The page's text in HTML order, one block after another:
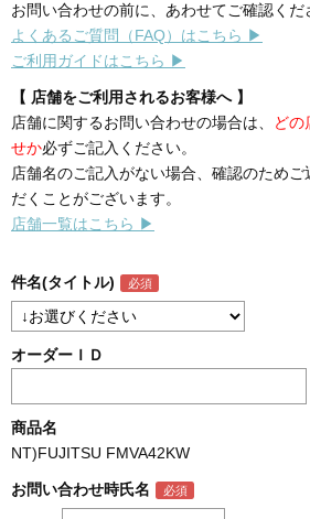
お問い合わせの前に、あわせてご確認くだ
よくあるご質問（FAQ）はこちら ▶
ご利用ガイドはこちら ▶
【 店舗をご利用されるお客様へ 】
店舗に関するお問い合わせの場合は、
どの
せか必ずご記入ください。
店舗名のご記入がない場合、確認のため
だくことがございます。
店舗一覧はこちら ▶
件名(タイトル)
オーダーＩＤ
商品名
NT)FUJITSU FMVA42KW
お問い合わせ時氏名